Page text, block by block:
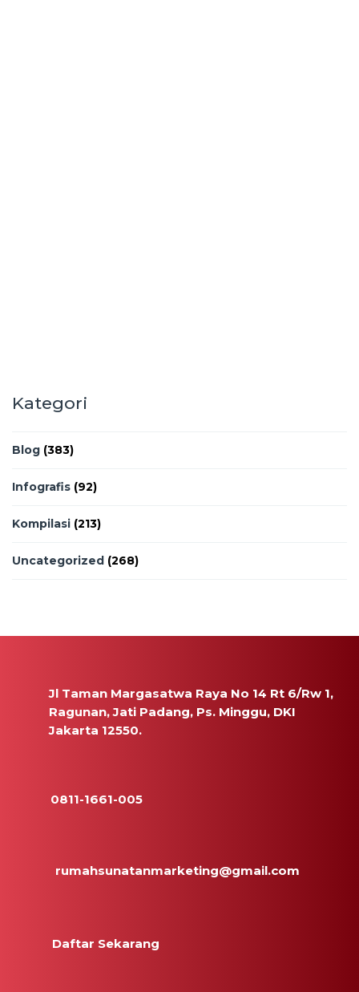
Kategori
Blog (383)
Infografis (92)
Kompilasi (213)
Uncategorized (268)
Jl Taman Margasatwa Raya No 14 Rt 6/Rw 1,
Ragunan, Jati Padang, Ps. Minggu, DKI
Jakarta 12550.
0811-1661-005
rumahsunatanmarketing@gmail.com
Daftar Sekarang